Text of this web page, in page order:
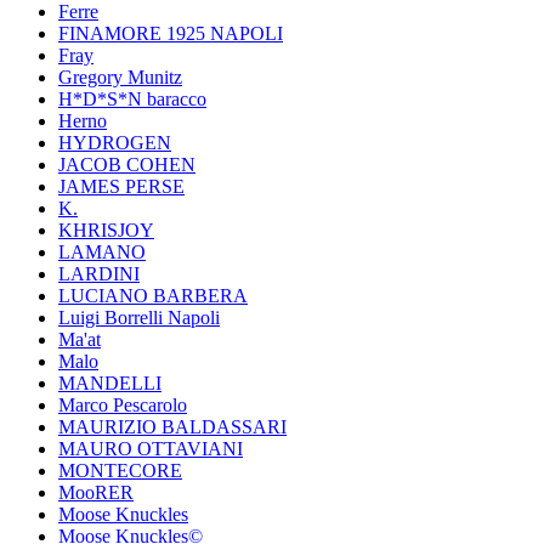
Ferre
FINAMORE 1925 NAPOLI
Fray
Gregory Munitz
H*D*S*N baracco
Herno
HYDROGEN
JACOB COHEN
JAMES PERSE
K.
KHRISJOY
LAMANO
LARDINI
LUCIANO BARBERA
Luigi Borrelli Napoli
Ma'at
Malo
MANDELLI
Marco Pescarolo
MAURIZIO BALDASSARI
MAURO OTTAVIANI
MONTECORE
MooRER
Moose Knuckles
Moose Knuckles©️